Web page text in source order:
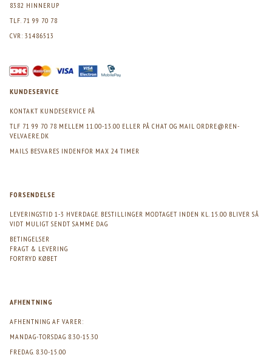
8382 HINNERUP
TLF. 71 99 70 78
CVR: 31486513
KUNDESERVICE
KONTAKT KUNDESERVICE PÅ
TLF 71 99 70 78 MELLEM 11.00-13.00 ELLER PÅ CHAT OG MAIL ORDRE@REN-
VELVAERE.DK
MAILS BESVARES INDENFOR MAX 24 TIMER
FORSENDELSE
LEVERINGSTID 1-3 HVERDAGE. BESTILLINGER MODTAGET INDEN KL. 15.00 BLIVER SÅ
VIDT MULIGT SENDT SAMME DAG
BETINGELSER
FRAGT & LEVERING
FORTRYD KØBET
AFHENTNING
AFHENTNING AF VARER:
MANDAG-TORSDAG 8.30-15.30
FREDAG. 8.30-15.00